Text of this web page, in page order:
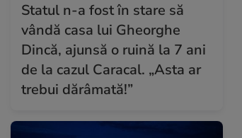
Statul n-a fost în stare să
vândă casa lui Gheorghe
Dincă, ajunsă o ruină la 7 ani
de la cazul Caracal. „Asta ar
trebui dărâmată!”